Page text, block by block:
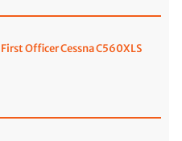
Officer Cessna C560XLS